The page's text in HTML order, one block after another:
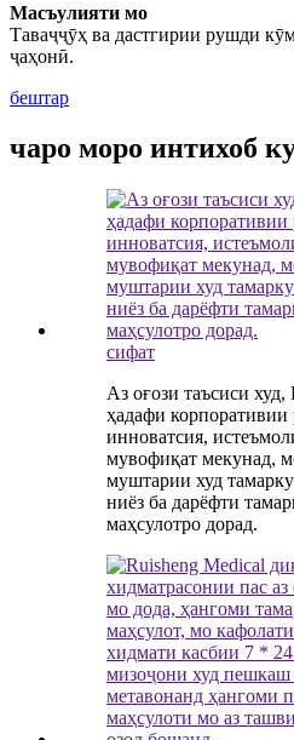
Масъулияти мо
Таваҷҷӯҳ ва дастгирии рушди
ҷаҳонӣ.
бештар
чаро моро интихоб
сифат
Аз оғози таъсиси
ҳадафи
инноватсия,
мувофиқат мекунад,
муштарии худ
ниёз ба дарёфти
маҳсулотро дорад.